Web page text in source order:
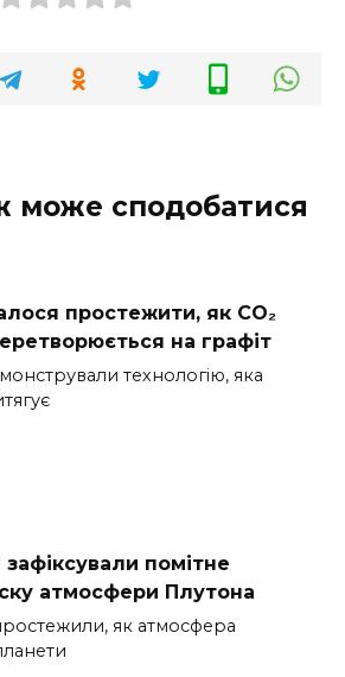
може сподобатися
простежити, як CO₂
на графіт
технологію, яка
помітне
атмосфери Плутона
як атмосфера